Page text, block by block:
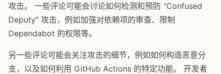
攻击。 一些评论可能会讨论如何检测和预防 "Confused
Deputy" 攻击，例如加强对依赖项的审查、限制
Dependabot 的权限等。
另一些评论可能会关注攻击的细节，例如如何构造恶意分
支，以及如何利用 GitHub Actions 的特定功能。 开发者